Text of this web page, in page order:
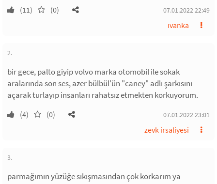
(11) (0) 07.01.2022 22:49
ıvanka
2.
bir gece, palto giyip volvo marka otomobil ile sokak
aralarında son ses, azer bülbül'ün "caney" adlı şarkısını
açarak turlayıp insanları rahatsız etmekten korkuyorum.
(4) (0) 07.01.2022 23:01
zevk irsaliyesi
3.
parmağımın yüzüğe sıkışmasından çok korkarım ya